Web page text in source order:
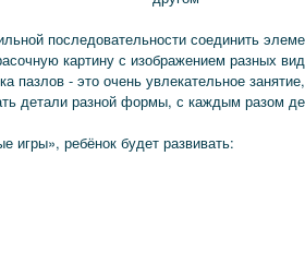
последовательности соединить
картину с изображением разных
пазлов - это очень увлекательное
детали разной формы, с каждым разом
игры», ребёнок будет развивать: